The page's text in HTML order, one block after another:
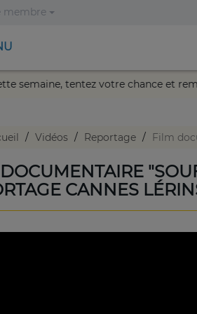
membre
Cette semaine, tentez votre
Vidéos Reportage Film
CANNES